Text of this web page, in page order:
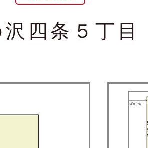
四条５丁目